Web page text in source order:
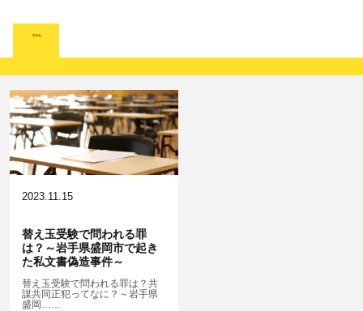
逮捕・監禁
略取・誘拐・人身売買
業務妨害
強姦・準強姦
淫行・援助交際
公然わいせつ，わいせつ物頒布，淫
児童ポルノ・リベンジポルノ
恐喝
横領 背任
麻薬及び向精神薬
危険ドラッグ
無免許運転
危険運転行為等
放火・失火
犯罪収益移転防止法違反
ストーカー事件
知財財産と刑事事件…動画の違法ダ
ウンロード・視聴、無断転載等
コラム
2023.11.15
替え玉受験で問われる罪
は？～岩手県盛岡市で起き
た私文書偽造事件～
替え玉受験で問われる罪は？共
謀共同正犯ってなに？～岩手県
盛岡……